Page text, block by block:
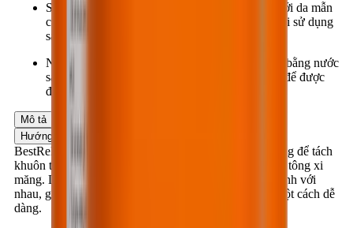
Sản phẩm có tính kiềm nhẹ, có thể gây dị ứng với da mẫn
cảm. Mang găng tay, khẩu trang, kính bảo hộ khi sử dụng
sản phẩm.
Nếu sản phẩm rơi vào mắt, mũi, miệng, nên rửa bằng nước
sạch nhiều lần và đến cơ quan y tế nơi gần nhất để được
điều trị kịp thời và đúng phương pháp.
Mô tả
Hướng dẫn ứng dụng
BestRelease WB502 là hợp chất hữu cơ gốc nước, dùng để tách
khuôn trong các công tác tạo hình sản phẩm hay đổ bê tông xi
măng. Làm cho vật liệu tạo hình và khuôn không bị dính với
nhau, giúp cho các nhà xây dựng có thể tháo khuôn một cách dễ
dàng.